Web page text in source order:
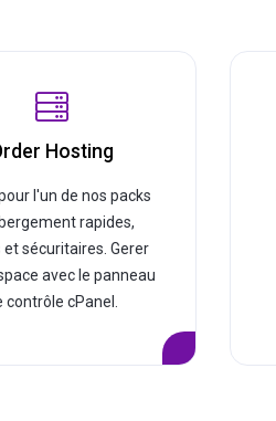
Hosting
l'un de nos packs
rapides,
et sécuritaires. Gerer
avec le panneau
contrôle cPanel.